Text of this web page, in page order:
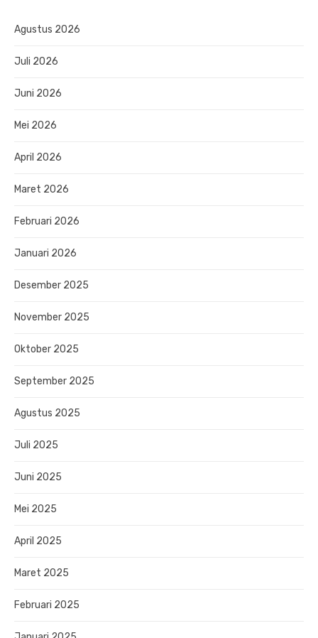
Agustus 2026
Juli 2026
Juni 2026
Mei 2026
April 2026
Maret 2026
Februari 2026
Januari 2026
Desember 2025
November 2025
Oktober 2025
September 2025
Agustus 2025
Juli 2025
Juni 2025
Mei 2025
April 2025
Maret 2025
Februari 2025